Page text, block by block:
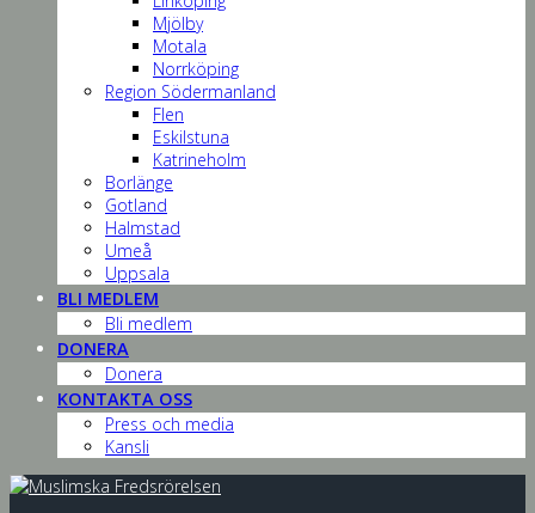
Mjölby
Motala
Norrköping
Region Södermanland
Flen
Eskilstuna
Katrineholm
Borlänge
Gotland
Halmstad
Umeå
Uppsala
BLI MEDLEM
Bli medlem
DONERA
Donera
KONTAKTA OSS
Press och media
Kansli